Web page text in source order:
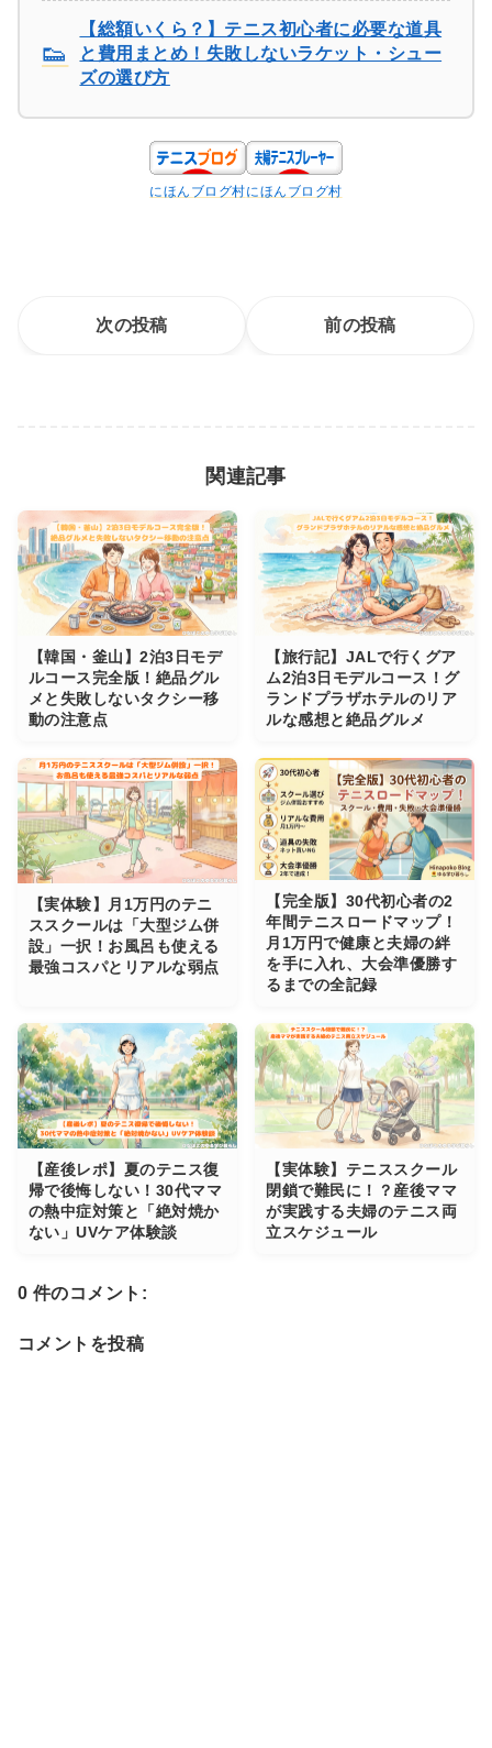
👟
【総額いくら？】テニス初心者に必要な道具
と費用まとめ！失敗しないラケット・シュー
ズの選び方
にほんブログ村にほんブログ村
次の投稿 前の投稿
関連記事
【韓国・釜山】2泊3日モデ
ルコース完全版！絶品グル
メと失敗しないタクシー移
動の注意点
【旅行記】JALで行くグア
ム2泊3日モデルコース！グ
ランドプラザホテルのリア
ルな感想と絶品グルメ
【実体験】月1万円のテニ
ススクールは「大型ジム併
設」一択！お風呂も使える
最強コスパとリアルな弱点
【完全版】30代初心者の2
年間テニスロードマップ！
月1万円で健康と夫婦の絆
を手に入れ、大会準優勝す
るまでの全記録
【産後レポ】夏のテニス復
帰で後悔しない！30代ママ
の熱中症対策と「絶対焼か
ない」UVケア体験談
【実体験】テニススクール
閉鎖で難民に！？産後ママ
が実践する夫婦のテニス両
立スケジュール
0 件のコメント:
コメントを投稿